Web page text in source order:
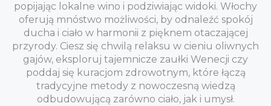
popijając lokalne wino i podziwiając widoki. Włochy
oferują mnóstwo możliwości, by odnaleźć spokój
ducha i ciało w harmonii z pięknem otaczającej
przyrody. Ciesz się chwilą relaksu w cieniu oliwnych
gajów, eksploruj tajemnicze zaułki Wenecji czy
poddaj się kuracjom zdrowotnym, które łączą
tradycyjne metody z nowoczesną wiedzą
odbudowującą zarówno ciało, jak i umysł.